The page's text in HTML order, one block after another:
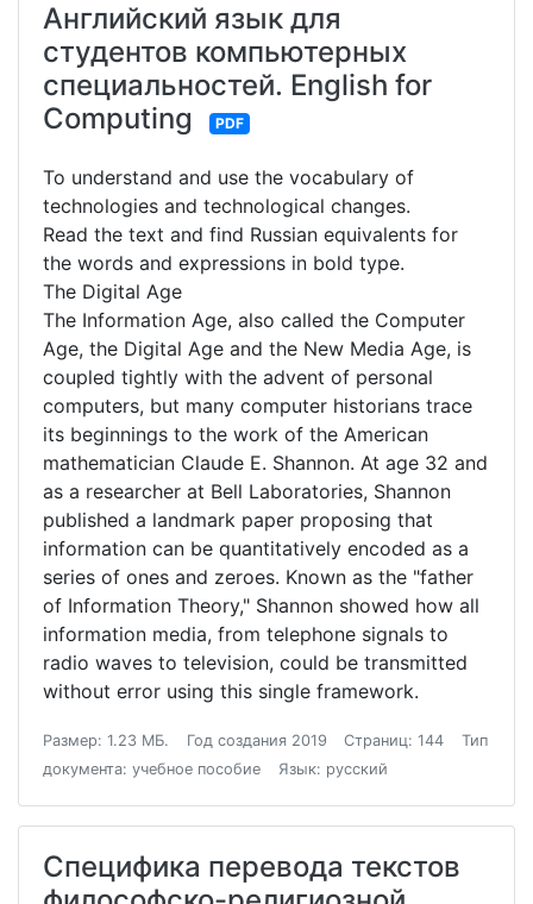
Английский язык для
студентов компьютерных
специальностей. English for
Computing
PDF
To understand and use the vocabulary of
technologies and technological changes.
Read the text and find Russian equivalents for
the words and expressions in bold type.
The Digital Age
The Information Age, also called the Computer
Age, the Digital Age and the New Media Age, is
coupled tightly with the advent of personal
computers, but many computer historians trace
its beginnings to the work of the American
mathematician Claude E. Shannon. At age 32 and
as a researcher at Bell Laboratories, Shannon
published a landmark paper proposing that
information can be quantitatively encoded as a
series of ones and zeroes. Known as the "father
of Information Theory," Shannon showed how all
information media, from telephone signals to
radio waves to television, could be transmitted
without error using this single framework.
Размер: 1.23 МБ. Год создания 2019 Страниц: 144
Тип
документа: учебное пособие
Язык: русский
Специфика перевода текстов